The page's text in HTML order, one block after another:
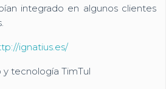
integrado en algunos clientes
ignatius.es/
y tecnología TimTul